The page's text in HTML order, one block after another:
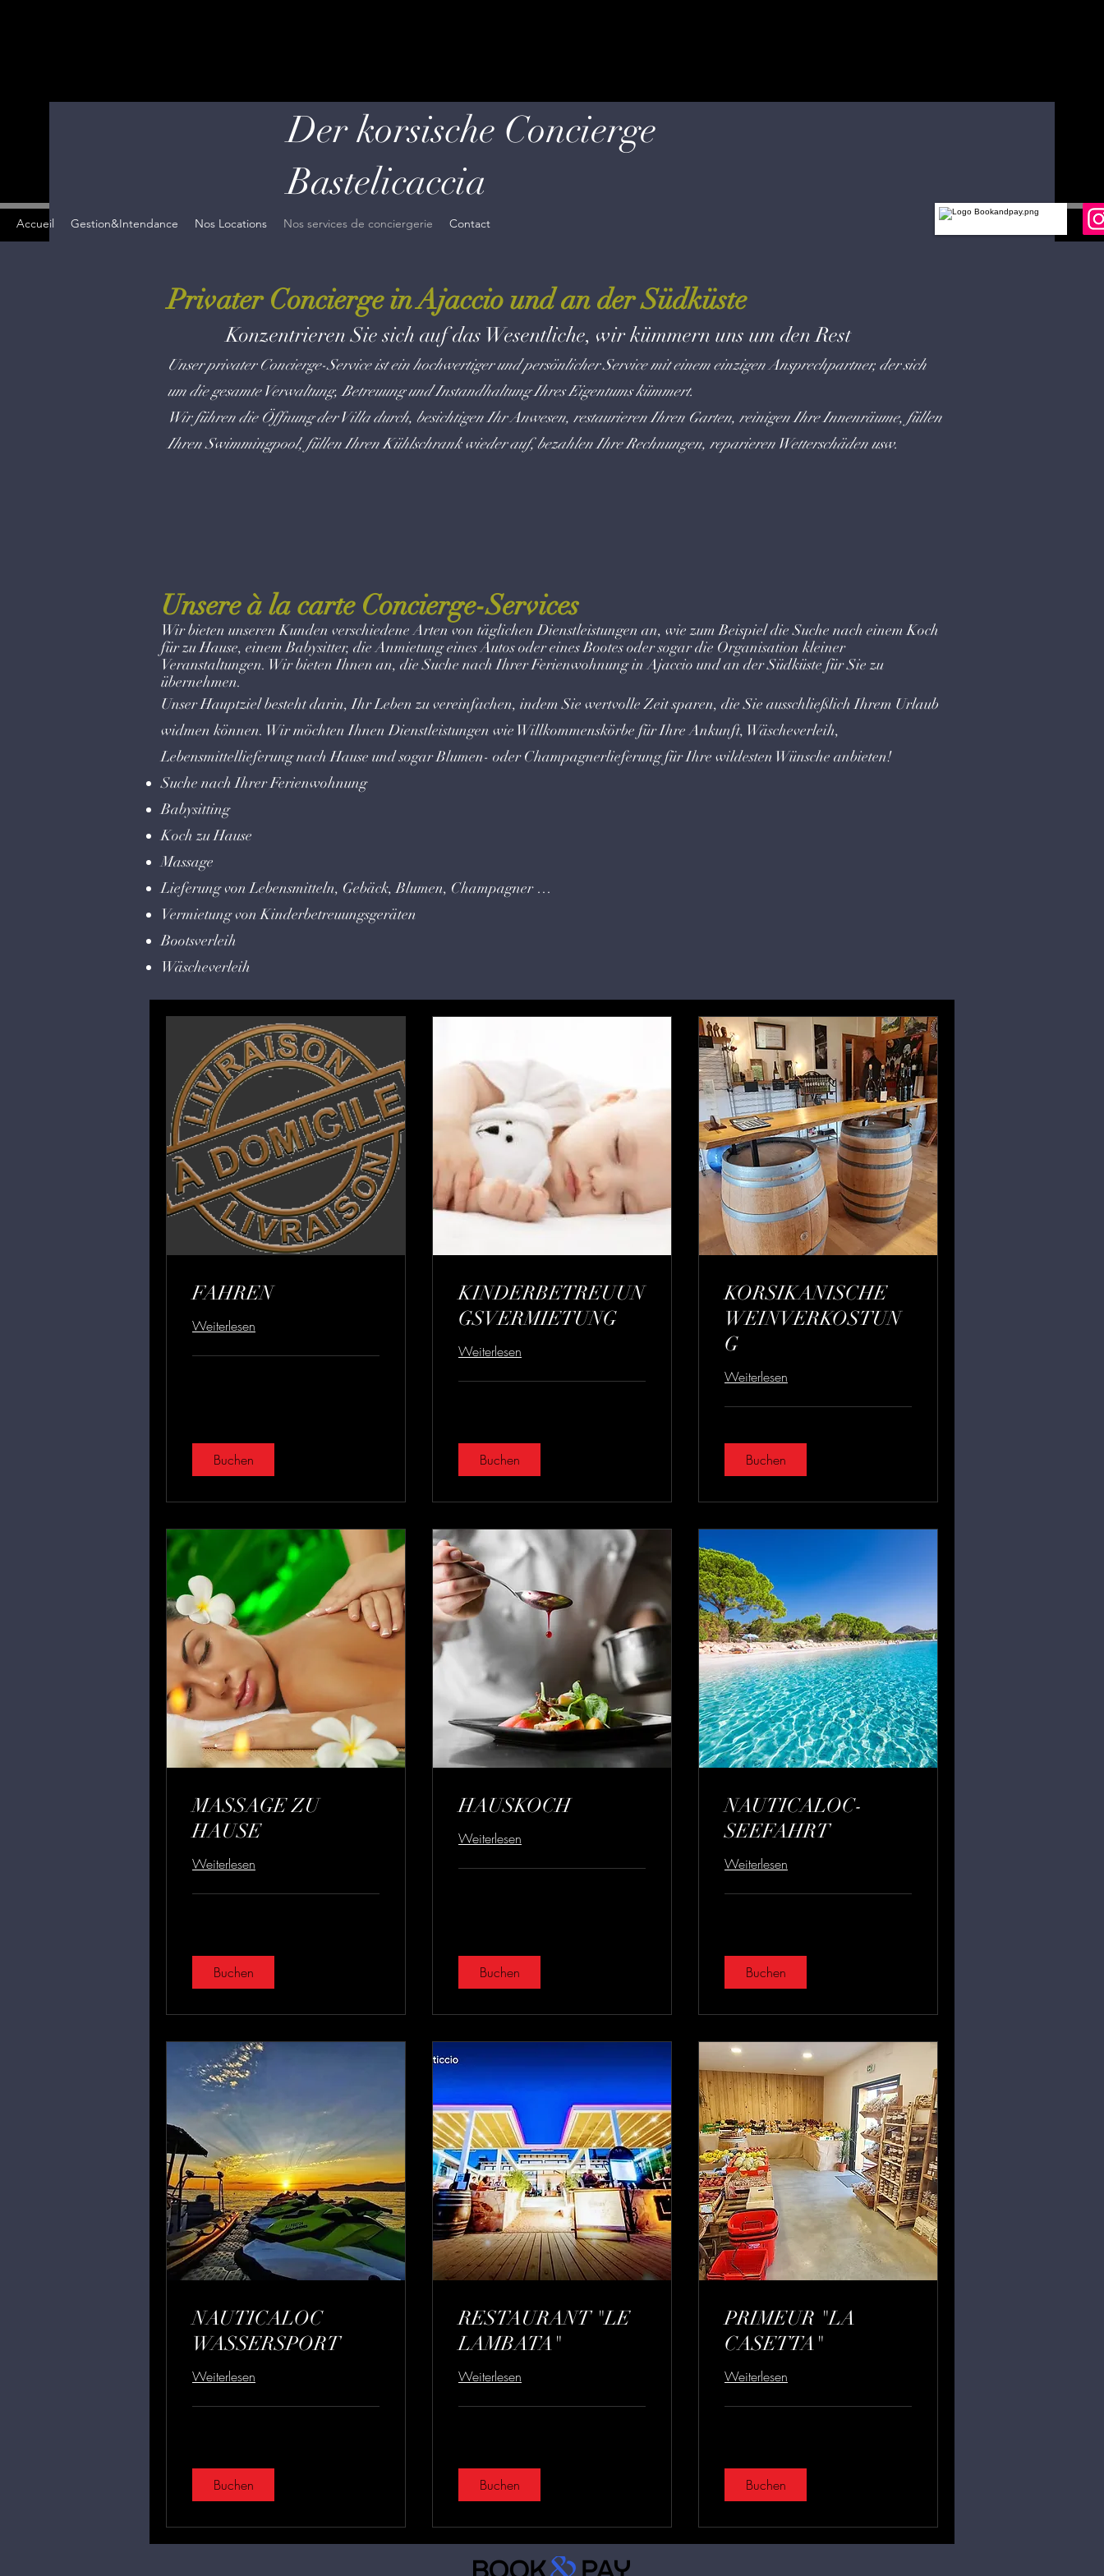
Der korsische Concierge
Bastelicaccia
Accueil Gestion&Intendance Nos Locations Nos services de conciergerie Contact
Privater Concierge in Ajaccio und an der Südküste
Konzentrieren Sie sich auf das Wesentliche, wir kümmern uns um den Rest
Unser privater Concierge-Service ist ein hochwertiger und persönlicher Service mit einem einzigen Ansprechpartner, der sich
um die gesamte Verwaltung, Betreuung und Instandhaltung Ihres Eigentums kümmert.
Wir führen die Öffnung der Villa durch, besichtigen Ihr Anwesen, restaurieren Ihren Garten, reinigen Ihre Innenräume, füllen
Ihren Swimmingpool, füllen Ihren Kühlschrank wieder auf, bezahlen Ihre Rechnungen, reparieren Wetterschäden usw.
Unsere à la carte Concierge-Services
Wir bieten unseren Kunden verschiedene Arten von täglichen Dienstleistungen an, wie zum Beispiel die Suche nach einem Koch
für zu Hause, einem Babysitter, die Anmietung eines Autos oder eines Bootes oder sogar die Organisation kleiner
Veranstaltungen. Wir bieten Ihnen an, die Suche nach Ihrer Ferienwohnung in Ajaccio und an der Südküste für Sie zu
übernehmen.
Unser Hauptziel besteht darin, Ihr Leben zu vereinfachen, indem Sie wertvolle Zeit sparen, die Sie ausschließlich Ihrem Urlaub
widmen können. Wir möchten Ihnen Dienstleistungen wie Willkommenskörbe für Ihre Ankunft, Wäscheverleih,
Lebensmittellieferung nach Hause und sogar Blumen- oder Champagnerlieferung für Ihre wildesten Wünsche anbieten!
Suche nach Ihrer Ferienwohnung
Babysitting
Koch zu Hause
Massage
Lieferung von Lebensmitteln, Gebäck, Blumen, Champagner …
Vermietung von Kinderbetreuungsgeräten
Bootsverleih
Wäscheverleih
FAHREN
Weiterlesen
Buchen
KINDERBETREUUN
GSVERMIETUNG
Weiterlesen
Buchen
KORSIKANISCHE
WEINVERKOSTUN
G
Weiterlesen
Buchen
MASSAGE ZU
HAUSE
Weiterlesen
Buchen
HAUSKOCH
Weiterlesen
Buchen
NAUTICALOC-
SEEFAHRT
Weiterlesen
Buchen
NAUTICALOC
WASSERSPORT
Weiterlesen
Buchen
RESTAURANT "LE
LAMBATA"
Weiterlesen
Buchen
PRIMEUR "LA
CASETTA"
Weiterlesen
Buchen